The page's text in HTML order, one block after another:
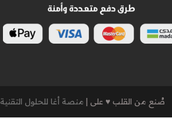
صُنع من القلب ♥ على | منصة أغا للحلول التقنية